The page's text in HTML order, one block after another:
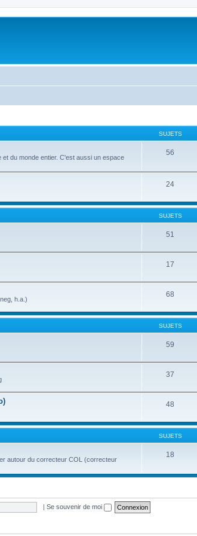
SUJETS
du monde entier. C'est aussi un espace
56
24
SUJETS
51
17
h.a.)
68
SUJETS
59
37
48
SUJETS
autour du correcteur COL (correcteur
18
| Se souvenir de moi